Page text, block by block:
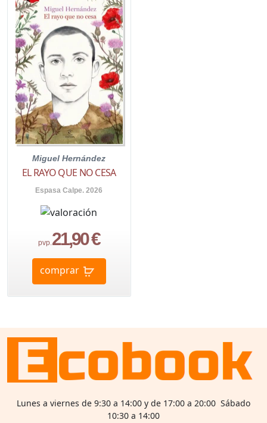
Miguel Hernández
EL RAYO QUE NO CESA
Espasa Calpe. 2026
pvp. 21,90 €
comprar
Lunes a viernes de 9:30 a 14:00 y de 17:00 a 20:00 Sábado
10:30 a 14:00